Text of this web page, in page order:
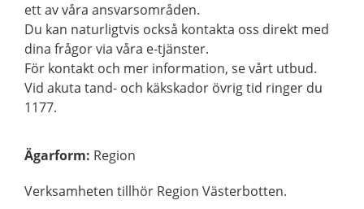
ett av våra ansvarsområden.
Du kan naturligtvis också kontakta oss direkt med
dina frågor via våra e-tjänster.
För kontakt och mer information, se vårt utbud.
Vid akuta tand- och käkskador övrig tid ringer du
1177.
Ägarform: Region
Verksamheten tillhör Region Västerbotten.